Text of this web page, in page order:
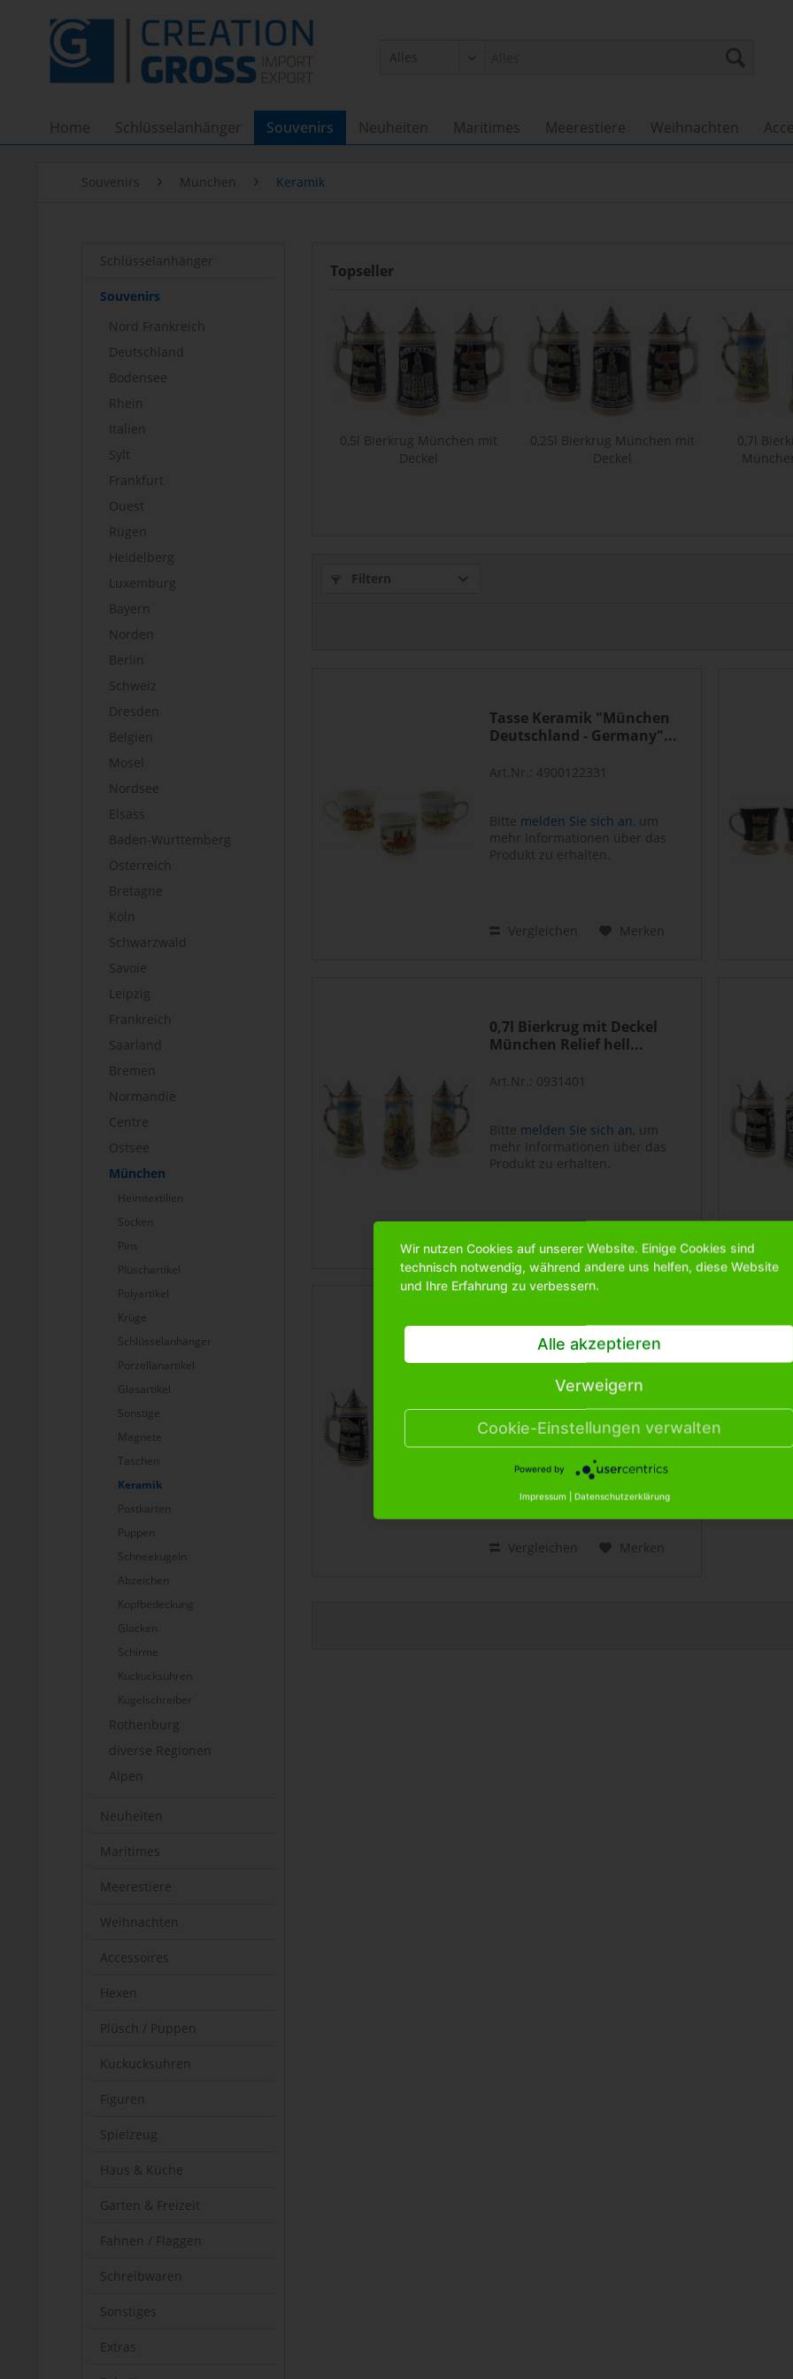
Home Schlüsselanhänger Souvenirs Neuheiten Maritimes Meerestiere Weihnachten
Souvenirs München Keramik
Schlüsselanhänger
Souvenirs
Nord Frankreich
Deutschland
Bodensee
Rhein
Italien
Sylt
Frankfurt
Ouest
Rügen
Heidelberg
Luxemburg
Bayern
Norden
Berlin
Schweiz
Dresden
Belgien
Mosel
Nordsee
Elsass
Baden-Württemberg
Österreich
Bretagne
Köln
Schwarzwald
Savoie
Leipzig
Frankreich
Saarland
Bremen
Normandie
Centre
Ostsee
München
Heimtextilien
Socken
Pins
Plüschartikel
Polyartikel
Krüge
Schlüsselanhänger
Porzellanartikel
Glasartikel
Sonstige
Magnete
Taschen
Keramik
Postkarten
Puppen
Schneekugeln
Abzeichen
Kopfbedeckung
Glocken
Schirme
Kuckucksuhren
Kugelschreiber
Rothenburg
diverse Regionen
Alpen
Neuheiten
Maritimes
Meerestiere
Weihnachten
Accessoires
Hexen
Plüsch / Puppen
Kuckucksuhren
Figuren
Spielzeug
Haus & Küche
Garten & Freizeit
Fahnen / Flaggen
Schreibwaren
Sonstiges
Extras
Topseller
0,5l Bierkrug München mit
Deckel
0,25l Bierkrug München mit
Deckel
0,7l
Filtern
Tasse Keramik "München
Deutschland - Germany"...
Art.Nr.: 4900122331
Bitte melden Sie sich an, um
mehr Informationen über das
Produkt zu erhalten.
Vergleichen Merken
0,7l Bierkrug mit Deckel
München Relief hell...
Art.Nr.: 0931401
Bitte melden Sie sich an, um
mehr Informationen über das
Produkt zu erhalten.
Merken
0,25l Bierkrug München mit
Art.Nr.: 0931121
Bittemelden Sie sich an, um
Produkt zu erhalten.
Vergleichen Merken
Wir nutzen Cookies auf unserer Website. Einige Cookies sind
technisch notwendig, während andere uns helfen, diese Website
und Ihre Erfahrung zu verbessern.
Alle akzeptieren
Verweigern
Cookie-Einstellungen verwalten
Powered by
Impressum Datenschutzerklärung